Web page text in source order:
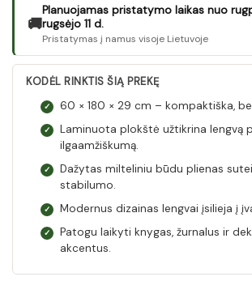
🚚
Planuojamas pristatymo laikas nuo
rugsėjo 11 d.
Pristatymas į namus visoje Lietuvoje
KODĖL RINKTIS ŠIĄ PREKĘ
✓ 60 × 180 × 29 cm – kompaktiška,
✓
Laminuota plokštė užtikrina lengvą
ilgaamžiškumą.
✓
Dažytas milteliniu būdu plienas
stabilumo.
✓ Modernus dizainas lengvai įsilieja į
✓
Patogu laikyti knygas, žurnalus ir
akcentus.